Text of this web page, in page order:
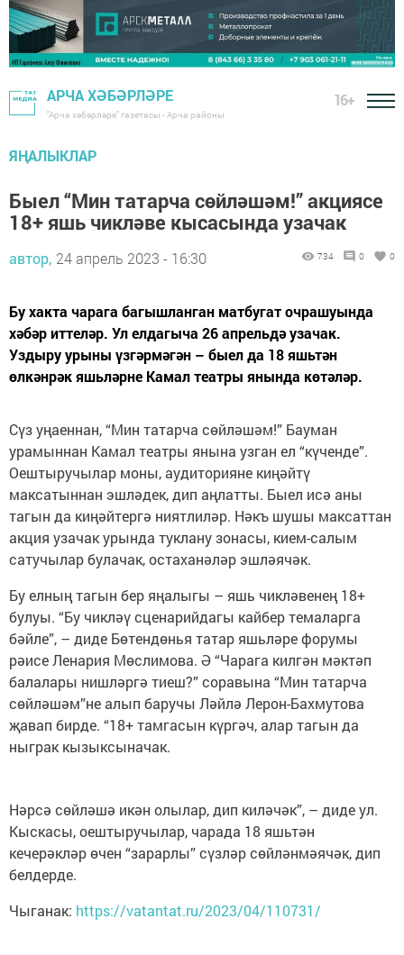
АРЧА ХӘБӘРЛӘРЕ
"Арча хәбәрләре" газетасы - Арча районы
16+
ЯҢАЛЫКЛАР
Быел “Мин татарча сөйләшәм!” акциясе
18+ яшь чикләве кысасында узачак
автор, 24 апрель 2023 - 16:30 734 0 0
Бу хакта чарага багышланган матбугат очрашуында
хәбәр иттеләр. Ул елдагыча 26 апрельдә узачак.
Уздыру урыны үзгәрмәгән – быел да 18 яшьтән
өлкәнрәк яшьләрне Камал театры янында көтәләр.
Сүз уңаеннан, “Мин татарча сөйләшәм!” Бауман
урамыннан Камал театры янына узган ел “күченде”.
Оештыручылар моны, аудиторияне киңәйтү
максатыннан эшләдек, дип аңлатты. Быел исә аны
тагын да киңәйтергә ниятлиләр. Нәкъ шушы максаттан
акция узачак урында туклану зонасы, кием-салым
сатучылар булачак, остаханәләр эшләячәк.
Бу елның тагын бер яңалыгы – яшь чикләвенең 18+
булуы. “Бу чикләү сценарийдагы кайбер темаларга
бәйле”, – диде Бөтендөнья татар яшьләре форумы
рәисе Ленария Мөслимова. Ә “Чарага килгән мәктәп
балалары нишләргә тиеш?” соравына “Мин татарча
сөйләшәм”не алып баручы Ләйлә Лерон-Бахмутова
җавап бирде. “18+ тамгасын күргәч, алар тагын да
ныграк кызыксыначак.
Нәрсә сөйләшә икән олылар, дип киләчәк”, – диде ул.
Кыскасы, оештыручылар, чарада 18 яшьтән
кечерәкләр өчен “зарарлы” сүзләр сөйләнмәячәк, дип
белдерде.
Чыганак: https://vatantat.ru/2023/04/110731/